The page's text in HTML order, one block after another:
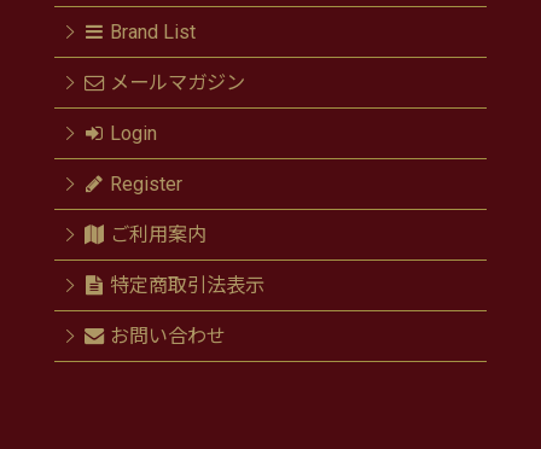
Brand List
メールマガジン
Login
Register
ご利用案内
特定商取引法表示
お問い合わせ